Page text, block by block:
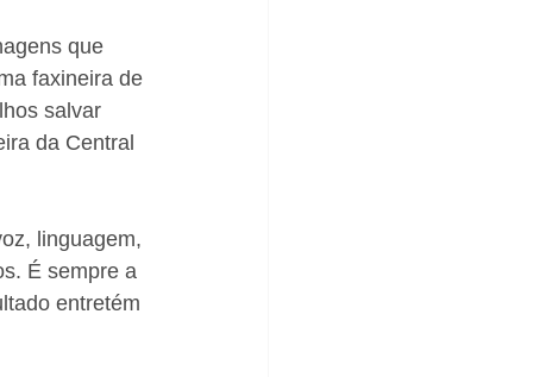
que
faxineira de
salvar
da Central
linguagem,
É sempre a
entretém